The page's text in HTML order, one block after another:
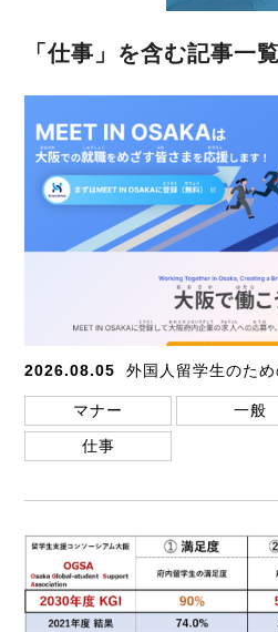
「仕事」 を含む記事一
2026.08.05 外国人留学生のた
マナー
一般
仕事